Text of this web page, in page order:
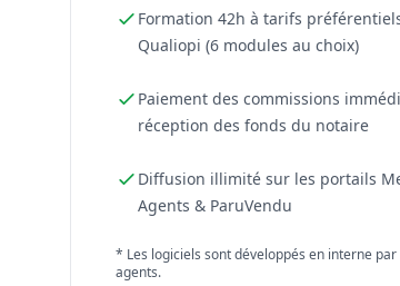
Formation 42h à tarifs
Qualiopi (6 modules au choix)
Paiement des commissions
réception des fonds du notaire
Diffusion illimité sur les portails
Agents & ParuVendu
* Les logiciels sont développés en interne
agents.